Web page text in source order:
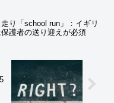
り「school run」：イギリ
護者の送り迎えが必須